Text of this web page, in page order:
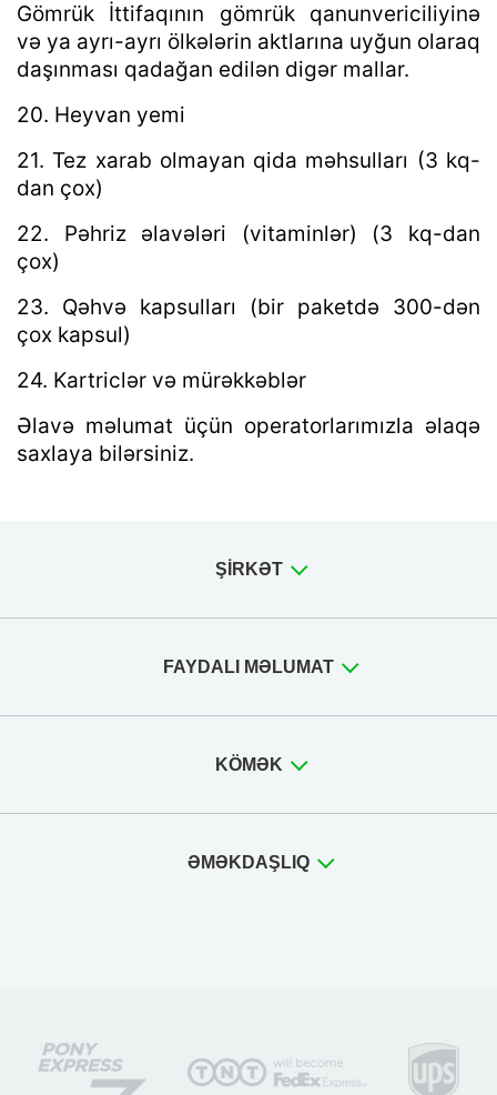
Gömrük İttifaqının gömrük qanunvericiliyinə
və ya ayrı-ayrı ölkələrin aktlarına uyğun olaraq
daşınması qadağan edilən digər mallar.
20. Heyvan yemi
21. Tez xarab olmayan qida məhsulları (3 kq-
dan çox)
22. Pəhriz əlavələri (vitaminlər) (3 kq-dan
çox)
23. Qəhvə kapsulları (bir paketdə 300-dən
çox kapsul)
24. Kartriclər və mürəkkəblər
Əlavə məlumat üçün operatorlarımızla əlaqə
saxlaya bilərsiniz.
ŞIRKƏT
FAYDALI MƏLUMAT
KÖMƏK
ƏMƏKDAŞLIQ